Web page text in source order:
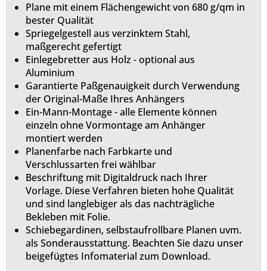
Plane mit einem Flächengewicht von 680 g/qm in
bester Qualität
Spriegelgestell aus verzinktem Stahl,
maßgerecht gefertigt
Einlegebretter aus Holz - optional aus
Aluminium
Garantierte Paßgenauigkeit durch Verwendung
der Original-Maße Ihres Anhängers
Ein-Mann-Montage - alle Elemente können
einzeln ohne Vormontage am Anhänger
montiert werden
Planenfarbe nach Farbkarte und
Verschlussarten frei wählbar
Beschriftung mit Digitaldruck nach Ihrer
Vorlage. Diese Verfahren bieten hohe Qualität
und sind langlebiger als das nachträgliche
Bekleben mit Folie.
Schiebegardinen, selbstaufrollbare Planen uvm.
als Sonderausstattung. Beachten Sie dazu unser
beigefügtes Infomaterial zum Download.